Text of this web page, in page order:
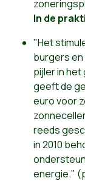
In de
"Het
burgers
pijler in het
geeft de
euro voor
reeds
in 2010
energie."